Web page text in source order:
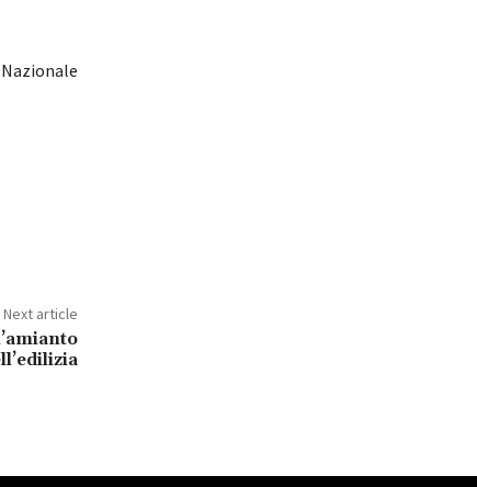
Next article